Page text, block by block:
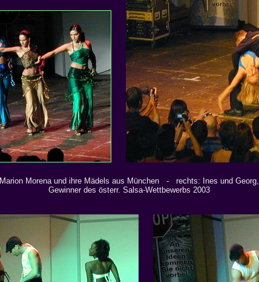
Marion Morena und ihre Mädels aus München - rechts: Ines und Georg,
Gewinner des österr. Salsa-Wettbewerbs 2003